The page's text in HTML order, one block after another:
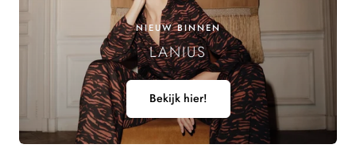
NIEUW BINNEN
LANIUS
Bekijk hier!